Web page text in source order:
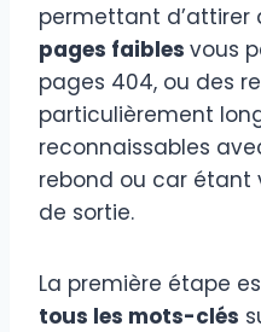
permettant d’attirer
pages faibles vous
pages 404, ou des
particulièrement
reconnaissables
rebond ou car étant
de sortie.
La première étape
tous les mots-clés